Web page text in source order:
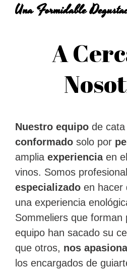
Una Formidable
A
Nuestro equipo de
conformado solo por
amplia experienciaen
vinos. Somos
especializado en hacer
una experiencia
Sommeliers que forman
equipo han sacado su
que otros, nos
los encargados de